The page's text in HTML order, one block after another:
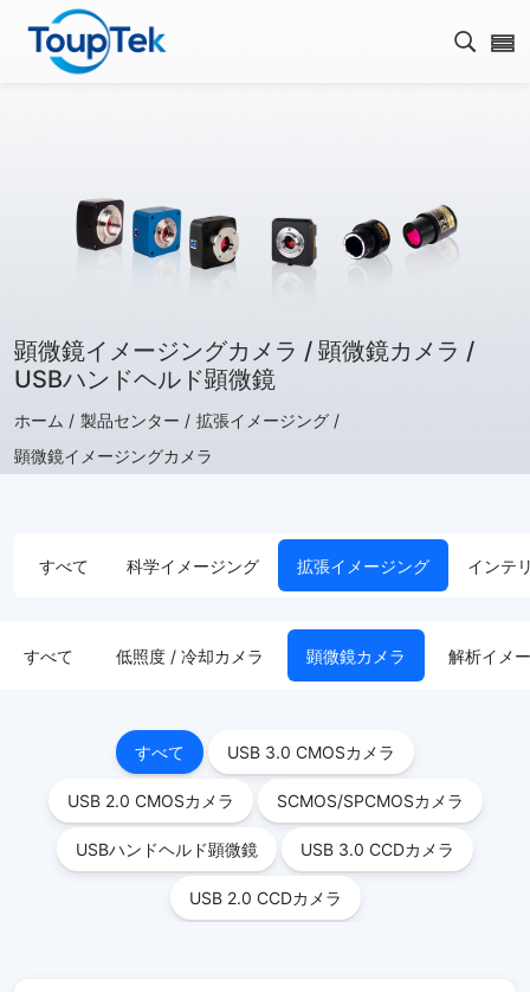
検索
顕微鏡イメージングカメラ / 顕微鏡カメラ /
USBハンドヘルド顕微鏡
ホーム / 製品センター / 拡張イメージング /
顕微鏡イメージングカメラ
すべて 科学イメージング 拡張イメージング インテ
すべて 低照度 / 冷却カメラ 顕微鏡カメラ 解析イメ
すべて USB 3.0 CMOSカメラ
USB 2.0 CMOSカメラ SCMOS/SPCMOSカメラ
USBハンドヘルド顕微鏡 USB 3.0 CCDカメラ
USB 2.0 CCDカメラ